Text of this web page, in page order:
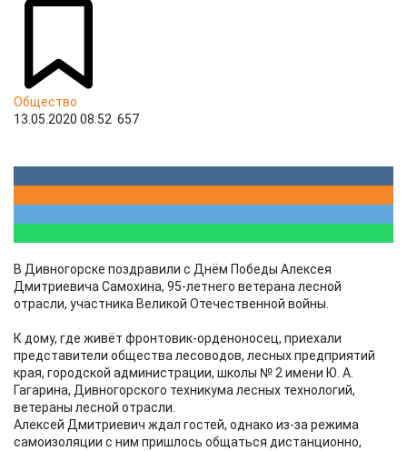
Общество
13.05.2020 08:52 657
В Дивногорске поздравили с Днём Победы Алексея
Дмитриевича Самохина, 95-летнего ветерана лесной
отрасли, участника Великой Отечественной войны.
К дому, где живёт фронтовик-орденоносец, приехали
представители общества лесоводов, лесных предприятий
края, городской администрации, школы № 2 имени Ю. А.
Гагарина, Дивногорского техникума лесных технологий,
ветераны лесной отрасли.
Алексей Дмитриевич ждал гостей, однако из-за режима
самоизоляции с ним пришлось общаться дистанционно,